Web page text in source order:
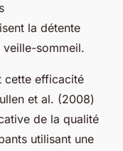
la détente
sommeil.
cette efficacité
et al. (2008)
de la qualité
utilisant une